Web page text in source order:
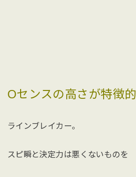
Oセンスの高さが特徴的
ラインブレイカー。
スピ瞬と決定力は悪くないものを